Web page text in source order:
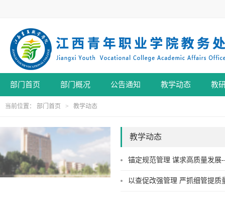
部门首页 部门概况 公告通知 教学动态 教
当前位置： 部门首页 > 教学动态
教学动态
锚定规范管理 谋求高质量发展
以查促改强管理 严抓细管提